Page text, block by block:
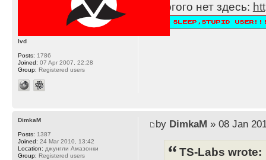
Многого нет здесь:
lvd
Posts: 1786
Joined: 07 Apr 2007, 22:28
Group: Registered users
by DimkaM » 08 Jan
TS-Labs wrote:
DimkaM
Posts: 1387
Joined: 24 Mar 2010, 13:42
Location: джунгли Амазонки
Group: Registered users